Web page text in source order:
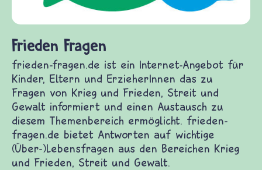
Frieden Fragen
frieden-fragen.de ist ein Internet-Angebot für
Kinder, Eltern und ErzieherInnen das zu
Fragen von Krieg und Frieden, Streit und
Gewalt informiert und einen Austausch zu
diesem Themenbereich ermöglicht. frieden-
fragen.de bietet Antworten auf wichtige
(Über-)Lebensfragen aus den Bereichen Krieg
und Frieden, Streit und Gewalt.